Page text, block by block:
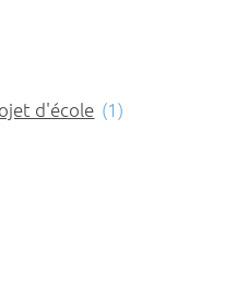
d'école (1)